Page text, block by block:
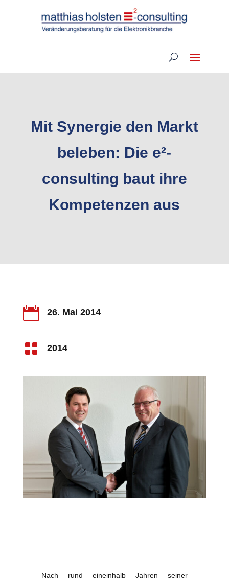
Mit Synergie den Markt
beleben: Die e²-
consulting baut ihre
Kompetenzen aus
Nach rund eineinhalb Jahren seiner
 26. Mai 2014
 2014